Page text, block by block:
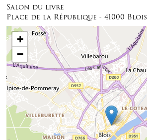
Salon du livre
Place de la République - 41000 Blois
+
−